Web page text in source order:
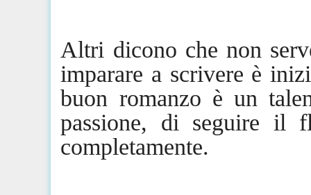
Altri dicono che non
imparare a scrivere è
buon romanzo è un
passione, di seguire il
completamente.